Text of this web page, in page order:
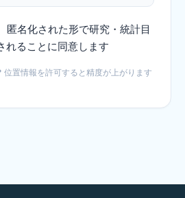
匿名化された形で研究・統計目
れることに同意します
位置情報を許可すると精度が上がります